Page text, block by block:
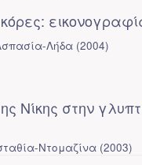
Λήδα (2004)
Νίκης στην
Ντομαζίνα (2003)